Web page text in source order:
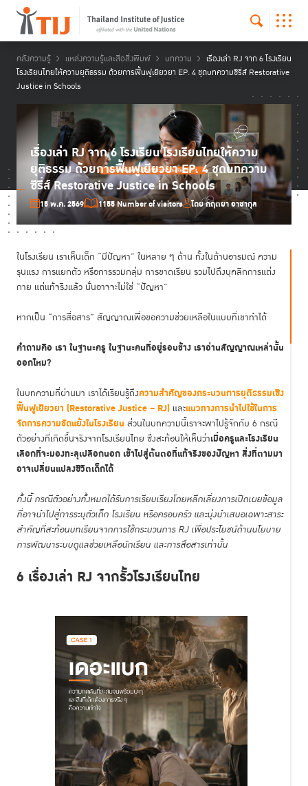
คลังความรู้ แหล่งความรู้และสื่อสิ่งพิมพ์ บทความ
เรื่องเล่า RJ จาก 6 โรงเรียน
โรงเรียนไทยให้ความยุติธรรม ด้วยการฟื้นฟูเยียวยา EP. 4 ชุดบทความซีรี่ส์ Restorative
Justice in Schools
เรื่องเล่า RJ จาก 6 โรงเรียน โรงเรียนไทยให้ความ
ยุติธรรม ด้วยการฟื้นฟูเยียวยา EP. 4 ชุดบทความ
ซีรี่ส์ Restorative Justice in Schools
15 พ.ค. 2569 1155 Number of visitors โดย กฤตยา อาชากุล
ในโรงเรียน เราเห็นเด็ก “มีปัญหา” ในหลาย ๆ ด้าน ทั้งในด้านอารมณ์ ความ
รุนแรง การแยกตัว หรือการรวมกลุ่ม การขาดเรียน รวมไปถึงบุคลิกการแต่ง
กาย แต่แท้จริงแล้ว นั่นอาจจะไม่ใช่ “ปัญหา”
หากเป็น “การสื่อสาร” สัญญาณเพื่อขอความช่วยเหลือในแบบที่เขาทำได้
คำถามคือ เรา ในฐานะครู ในฐานะคนที่อยู่รอบข้าง เราอ่านสัญญาณเหล่านั้น
ออกไหม?
ในบทความที่ผ่านมา เราได้เรียนรู้ถึงความสำคัญของกระบวนการยุติธรรมเชิง
ฟื้นฟูเยียวยา (Restorative Justice – RJ) และแนวทางการนำไปใช้ในการ
จัดการความขัดแย้งในโรงเรียน ส่วนในบทความนี้เราจะพาไปรู้จักกับ 6 กรณี
ตัวอย่างที่เกิดขึ้นจริงจากโรงเรียนไทย ซึ่งสะท้อนให้เห็นว่าเมื่อครูและโรงเรียน
เลือกที่จะมองทะลุเปลือกนอก เข้าไปสู่ต้นตอที่แท้จริงของปัญหา สิ่งที่ตามมา
อาจเปลี่ยนแปลงชีวิตเด็กได้
ทั้งนี้ กรณีตัวอย่างทั้งหมดได้รับการเรียบเรียงโดยหลีกเลี่ยงการเปิดเผยข้อมูล
ที่อาจนำไปสู่การระบุตัวเด็ก โรงเรียน หรือครอบครัว และมุ่งนำเสนอเฉพาะสาระ
สำคัญที่สะท้อนบทเรียนจากการใช้กระบวนการ RJ เพื่อประโยชน์ด้านนโยบาย
การพัฒนาระบบดูแลช่วยเหลือนักเรียน และการสื่อสารเท่านั้น
6 เรื่องเล่า RJ จากรั้วโรงเรียนไทย